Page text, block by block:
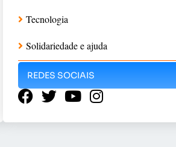
Tecnologia
Solidariedade e ajuda
REDES SOCIAIS